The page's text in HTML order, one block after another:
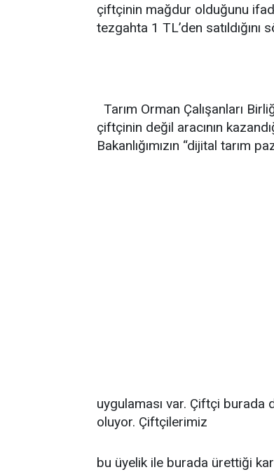
çiftçinin mağdur olduğunu
tezgahta 1 TL’den satıldığını
Tarım Orman Çalışanları
çiftçinin değil aracının
Bakanlığımızın “dijital tarım
uygulaması var. Çiftçi burada
oluyor. Çiftçilerimiz
bu üyelik ile burada ürettiği